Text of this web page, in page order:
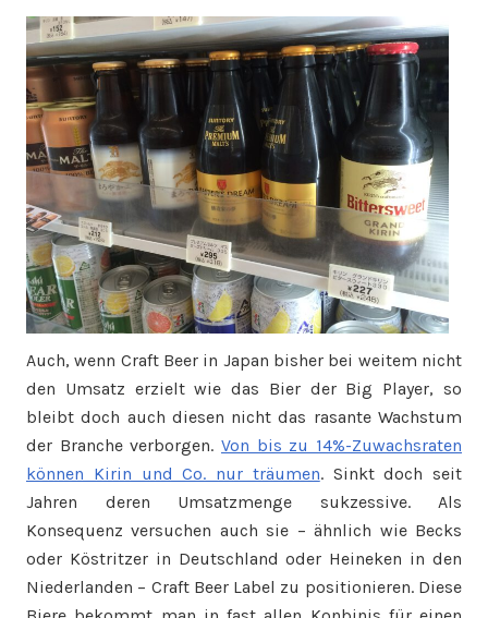
Auch, wenn Craft Beer in Japan bisher bei weitem nicht
den Umsatz erzielt wie das Bier der Big Player, so
bleibt doch auch diesen nicht das rasante Wachstum
der Branche verborgen. Von bis zu 14%-Zuwachsraten
können Kirin und Co. nur träumen. Sinkt doch seit
Jahren deren Umsatzmenge sukzessive. Als
Konsequenz versuchen auch sie – ähnlich wie Becks
oder Köstritzer in Deutschland oder Heineken in den
Niederlanden – Craft Beer Label zu positionieren. Diese